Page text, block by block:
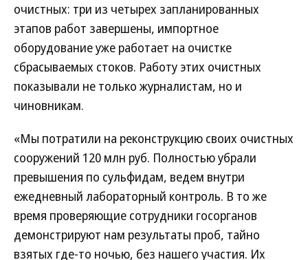
очистных: три из четырех запланированных
этапов работ завершены, импортное
оборудование уже работает на очистке
сбрасываемых стоков. Работу этих очистных
показывали не только журналистам, но и
чиновникам.
«Мы потратили на реконструкцию своих очистных
сооружений 120 млн руб. Полностью убрали
превышения по сульфидам, ведем внутри
ежедневный лабораторный контроль. В то же
время проверяющие сотрудники госорганов
демонстрируют нам результаты проб, тайно
взятых где-то ночью, без нашего участия. Их